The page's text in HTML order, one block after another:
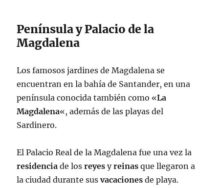
Península y Palacio de la
Magdalena
Los famosos jardines de Magdalena se
encuentran en la bahía de Santander, en una
península conocida también como «La
Magdalena«, además de las playas del
Sardinero.
El Palacio Real de la Magdalena fue una vez la
residencia de losreyes yreinas que llegaron a
la ciudad durante susvacaciones de playa.